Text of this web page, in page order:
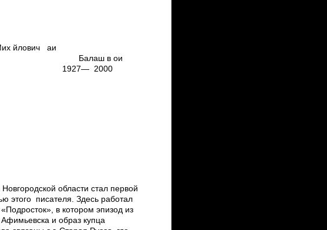
йлович аи
в ои
2000
области стал первой
этого писателя. Здесь работал
в котором эпизод из
и образ купца